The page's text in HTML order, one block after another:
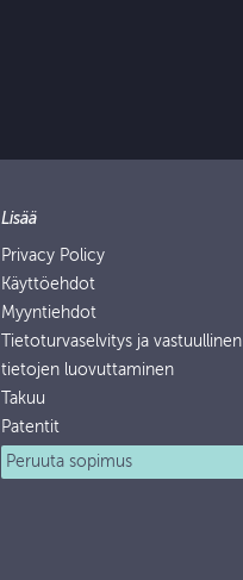
Lisää
Privacy Policy
Käyttöehdot
Myyntiehdot
Tietoturvaselvitys ja vastuullinen
tietojen luovuttaminen
Takuu
Patentit
Peruuta sopimus